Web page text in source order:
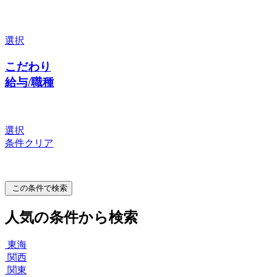
選択
こだわり
給与/職種
選択
条件クリア
この条件で検索
人気の条件から検索
東海
関西
関東